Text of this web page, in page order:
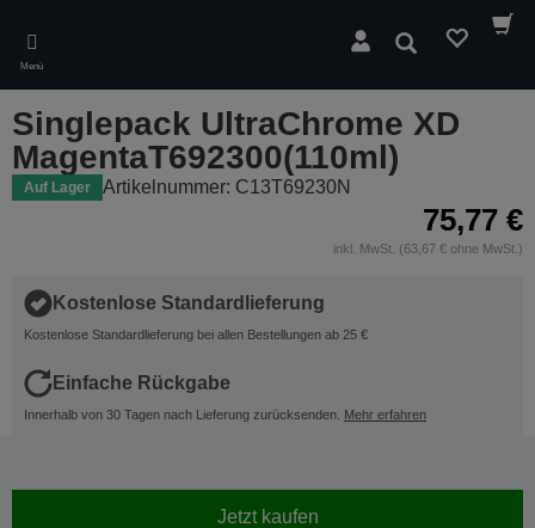
main
content
Menü
Suchen
Singlepack UltraChrome XD
MagentaT692300(110ml)
Auf Lager Artikelnummer: C13T69230N
75,77 €
inkl. MwSt. (63,67 € ohne MwSt.)
Kostenlose Standardlieferung
Kostenlose Standardlieferung bei allen Bestellungen ab 25 €
Einfache Rückgabe
Innerhalb von 30 Tagen nach Lieferung zurücksenden. Mehr erfahren
Jetzt kaufen